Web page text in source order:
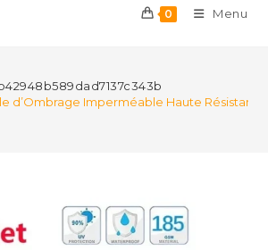
0 Menu
d’Ombrage Imperméable Haute